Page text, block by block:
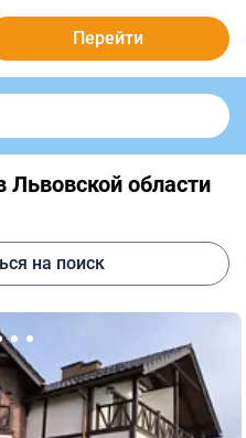
Перейти
области
на поиск